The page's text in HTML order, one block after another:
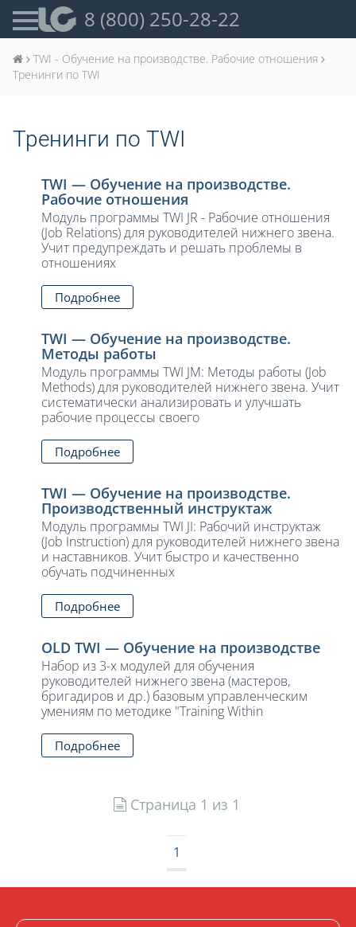
8 (800) 250-28-22
TWI - Обучение на производстве. Рабочие отношения
Тренинги по TWI
Тренинги по TWI
TWI — Обучение на производстве.
Рабочие отношения
Модуль программы TWI JR - Рабочие отношения
(Job Relations) для руководителей нижнего звена.
Учит предупреждать и решать проблемы в
отношениях
Подробнее
TWI — Обучение на производстве.
Методы работы
Модуль программы TWI JM: Методы работы (Job
Methods) для руководителей нижнего звена. Учит
систематически анализировать и улучшать
рабочие процессы своего
Подробнее
TWI — Обучение на производстве.
Производственный инструктаж
Модуль программы TWI JI: Рабочий инструктаж
(Job Instruction) для руководителей нижнего звена
и наставников. Учит быстро и качественно
обучать подчиненных
Подробнее
OLD TWI — Обучение на производстве
Набор из 3-х модулей для обучения
руководителей нижнего звена (мастеров,
бригадиров и др.) базовым управленческим
умениям по методике "Training Within
Подробнее
Страница 1 из 1
1